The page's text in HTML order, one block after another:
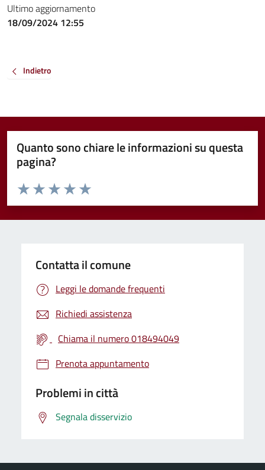
Ultimo aggiornamento
18/09/2024 12:55
Indietro
Quanto sono chiare le informazioni su questa
pagina?
Valuta da 1 a 5 stelle la pagina
Valuta 5 stelle su 5
Valuta 4 stelle su 5
Valuta 3 stelle su 5
Valuta 2 stelle su 5
Valuta 1 stelle su 5
Contatta il comune
Leggi le domande frequenti
Richiedi assistenza
Chiama il numero 018494049
Prenota appuntamento
Problemi in città
Segnala disservizio